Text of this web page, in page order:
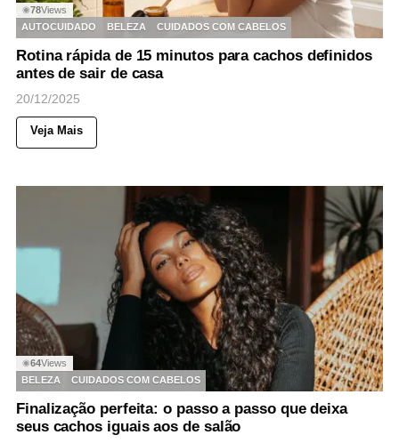
◉78Views
AUTOCUIDADO
BELEZA CUIDADOS COM CABELOS
Rotina rápida de 15 minutos para cachos definidos
antes de sair de casa
20/12/2025
Veja Mais
◉64Views
BELEZA
CUIDADOS COM CABELOS
Finalização perfeita: o passo a passo que deixa
seus cachos iguais aos de salão